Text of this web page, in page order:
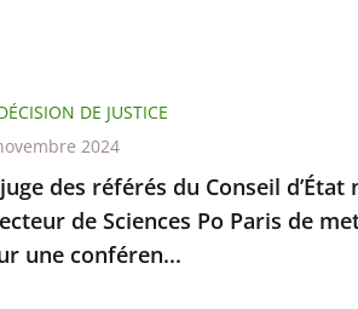
des référés du Conseil
de Sciences Po Paris de
une conféren...
DE JUSTICE
2024